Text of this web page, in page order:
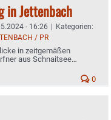
in Jettenbach
- 16:26 | Kategorien:
/ PR
in zeitgemäßen
aus Schnaitsee
0